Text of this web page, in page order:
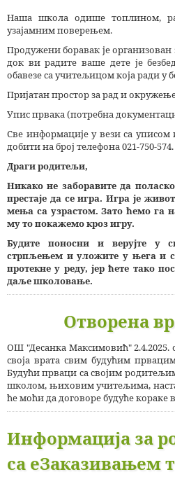
Наша школа одише топлином,
узајамним поверењем.
Продужени боравак је организован
док ви радите ваше дете је
обавезе са учитељицом која ради у
Пријатан простор за рад и
Упис првака (потребна
Све информације у вези са
добити на број телефона 021-750-574.
Драги родитељи,
Никако не заборавите да
престаје да се игра. Игра је
мења са узрастом. Зато ћемо га
му то покажемо кроз игру.
Будите поносни и верујте у
стрпљењем и уложите у њега и
протекне у реду, јер ћете тако
даље школовање.
Отворена
ОШ "Десанка Максимовић" 2.4.2025.
своја врата свим будућим
Будући прваци са својим
школом, њиховим учитељима,
ће моћи да договоре будуће кораке
Информација за
са еЗаказивањем